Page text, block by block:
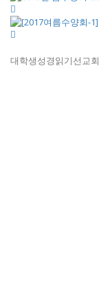
대학생성경읽기선교